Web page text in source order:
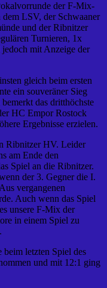
der F-Mix-
LSV, der Schwaaner
und der Ribnitzer
Turnieren, 1x
mit Anzeige der
gleich beim ersten
ein souveräner Sieg
das dritthöchste
HC Empor Rostock
Ergebnisse erzielen.
Ribnitzer HV. Leider
am Ende den
Spiel an die Ribnitzer.
der 3. Gegner die I.
vergangenen
Auch wenn das Spiel
unsere F-Mix der
in einem Spiel zu
letzten Spiel des
und mit 12:1 ging